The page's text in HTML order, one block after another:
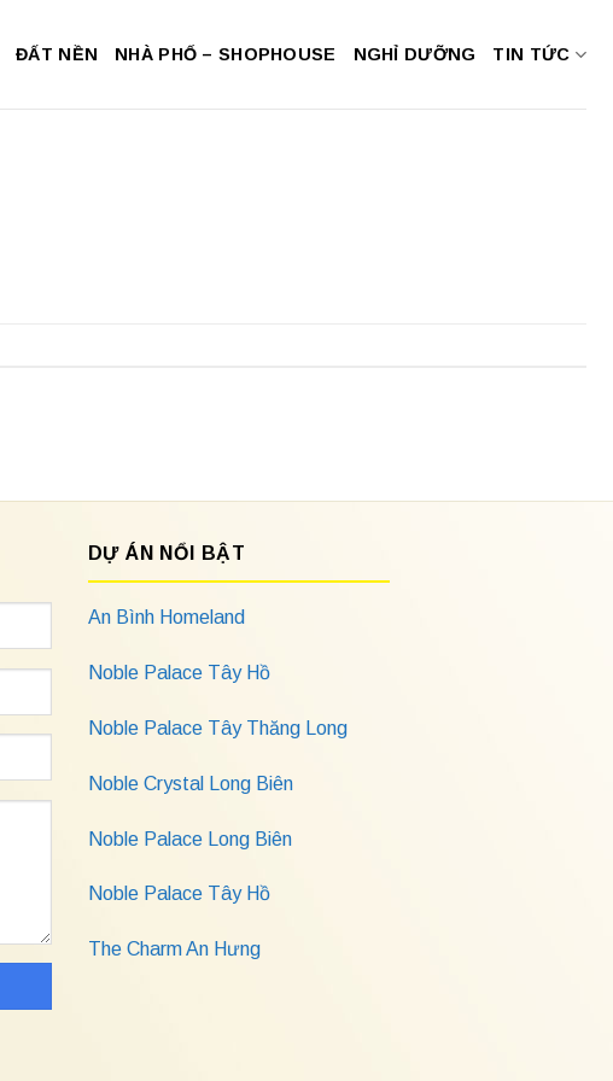
ĐẤT NỀN NHÀ PHỐ – SHOPHOUSE NGHỈ DƯỠNG TIN TỨC
DỰ ÁN NỔI BẬT
An Bình Homeland
Noble Palace Tây Hồ
Noble Palace Tây Thăng Long
Noble Crystal Long Biên
Noble Palace Long Biên
Noble Palace Tây Hồ
The Charm An Hưng